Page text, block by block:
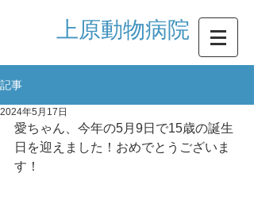
​上原動物病院
記事
2024年5月17日
愛ちゃん、今年の5月9日で15歳の誕生
日を迎えました！おめでとうございま
す！